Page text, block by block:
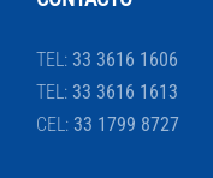
TEL: 33 3616 1606
TEL: 33 3616 1613
CEL: 33 1799 8727